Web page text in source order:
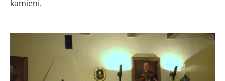
kamieni.